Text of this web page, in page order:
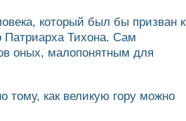
который был бы призван к
Патриарха Тихона. Сам
оных, малопонятным для
тому, как великую гору можно